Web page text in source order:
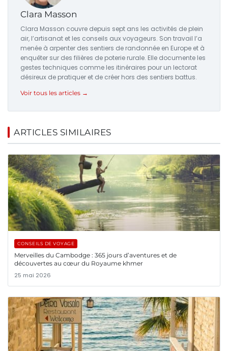
Clara Masson
Clara Masson couvre depuis sept ans les activités de plein
air, l’artisanat et les conseils aux voyageurs. Son travail l’a
menée à arpenter des sentiers de randonnée en Europe et à
enquêter sur des filières de poterie rurale. Elle documente les
gestes techniques comme les itinéraires pour un lectorat
désireux de pratiquer et de créer hors des sentiers battus.
Voir tous les articles →
ARTICLES SIMILAIRES
CONSEILS DE VOYAGE
Merveilles du Cambodge : 365 jours d’aventures et de
découvertes au cœur du Royaume khmer
25 mai 2026